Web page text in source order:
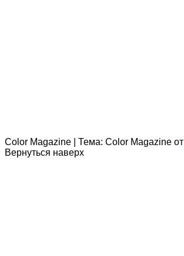
Color Magazine Тема: Color Magazine от
Вернуться наверх